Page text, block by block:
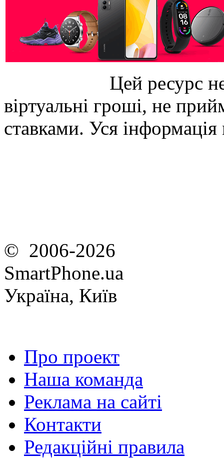
Цей ресурс
віртуальні гроші, не
ставками. Уся
© 2006-2026
SmartPhone.ua
Україна, Київ
Про проект
Наша команда
Реклама на сайті
Контакти
Редакційні правила